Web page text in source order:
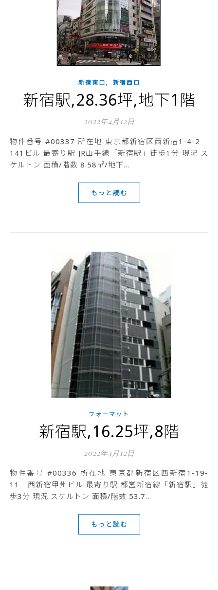
新宿東口, 新宿西口
新宿駅,28.36坪,地下1階
2022年4月12日
物件番号 #00337 所在地 東京都新宿区西新宿1-4-2
141ビル 最寄り駅 JR山手線「新宿駅」徒歩1分 現況 ス
ケルトン 面積/階数 8.58㎡/地下…
もっと読む
フォーマット
新宿駅,16.25坪,8階
2022年4月12日
物件番号 #00336 所在地 東京都新宿区西新宿1-19-
11 西新宿甲州ビル 最寄り駅 都営新宿線「新宿駅」徒
歩3分 現況 スケルトン 面積/階数 53.7…
もっと読む